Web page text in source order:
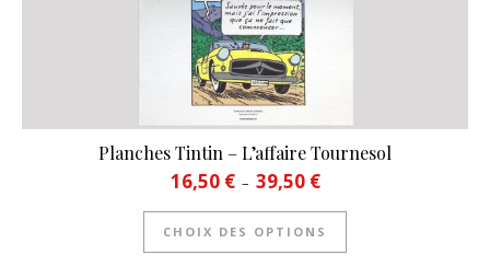
Planches Tintin – L’affaire Tournesol
16,50 € – 39,50 €Plage de prix : 16,50 € à
CHOIX DES OPTIONS
Ce produit a